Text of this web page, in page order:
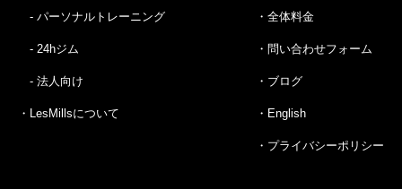
- パーソナルトレーニング
- 24hジム
- 法人向け
・LesMillsについて
・全体料金
・問い合わせフォーム
・ブログ
・English
・プライバシーポリシー